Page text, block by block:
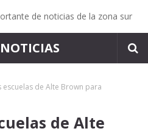
de noticias de la zona sur
escuelas de Alte Brown para
de Alte